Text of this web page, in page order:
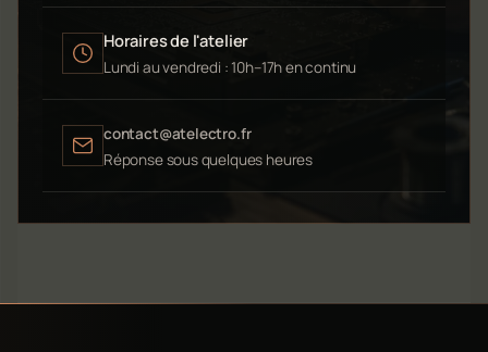
Horaires de l'atelier
Lundi au vendredi : 10h–17h en continu
contact@atelectro.fr
Réponse sous quelques heures